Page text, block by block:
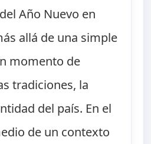
Año Nuevo en
allá de una simple
momento de
tradiciones, la
del país. En el
de un contexto